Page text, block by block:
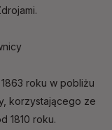
roku w pobliżu
korzystającego ze
1810 roku.